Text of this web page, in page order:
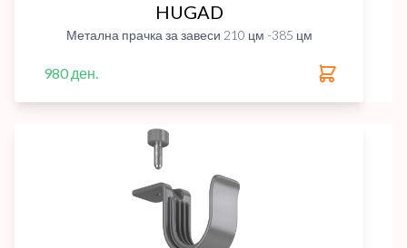
HUGAD
Метална прачка за завеси 210 цм -385 цм
980 ден.